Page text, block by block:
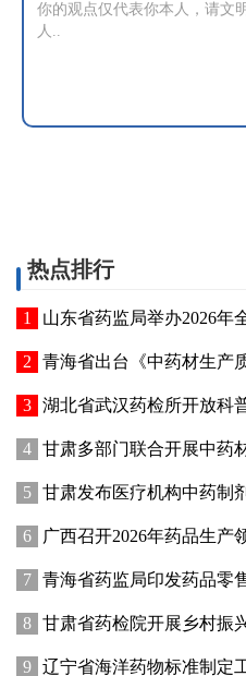
热点排行
山东省药监局举办2026年
青海省出台《中药材生产质量管理规范
湖北省武汉药检所开放科普亲
甘肃多部门联合开展中药材
甘肃发布医疗机构中药制剂
广西召开2026年药品生产
青海省药监局印发药品零售合规
甘肃省药检院开展乡村振
辽宁省海洋药物标准制定工作启